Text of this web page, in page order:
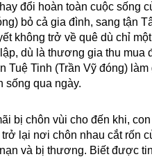
đổi hoàn toàn cuộc sống
bỏ cả gia đình, sang tận
không trở về quê dù chỉ
dù là thương gia thu mua
Tinh (Trần Vỹ đóng) làm
sống qua ngày.
bị chôn vùi cho đến khi,
lại nơi chôn nhau cắt rốn
và bị thương. Biết được